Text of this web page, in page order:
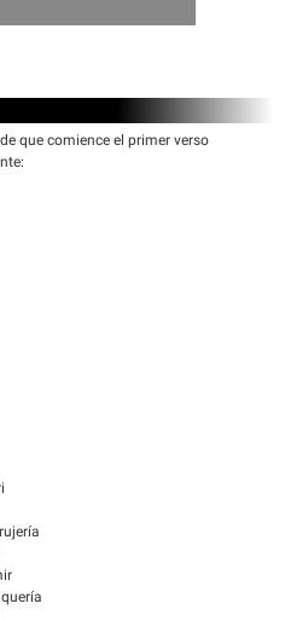
que comience el primer verso